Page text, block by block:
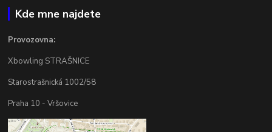
Kde mne najdete
Provozovna:
Xbowling STRAŠNICE
Starostrašnická 1002/58
Praha 10 - Vršovice